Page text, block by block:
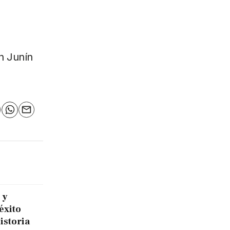
Junín
WhatsApp
Email
y